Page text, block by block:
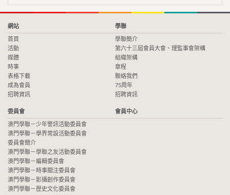
網站
首頁
活動
媒體
時事
表格下載
成為會員
招聘資訊
學聯
學聯簡介
第六十三屆會員大會、理監事會架構
組織架構
章程
聯絡我們
75周年
招聘資訊
委員會
澳門學聯－少年警訊活動委員會
澳門學聯－學界常設活動委員會
委員會簡介
澳門學聯－學聯之友活動委員會
澳門學聯－編輯委員會
澳門學聯－時事關注委員會
澳門學聯－影攝創作委員會
澳門學聯－歷史文化委員會
會員中心